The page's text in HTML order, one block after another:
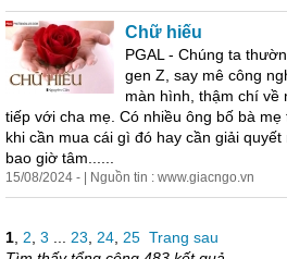
Chữ hiếu
PGAL - Chúng ta
gen Z, say mê công
màn hình, thậm chí về
tiếp với cha mẹ. Có nhiều ông bố bà mẹ
khi cần mua cái gì đó hay cần giải
bao giờ tâm......
15/08/2024 - | Nguồn tin : www.giacngo.vn
1 2 3 23 24 25 Trang sau